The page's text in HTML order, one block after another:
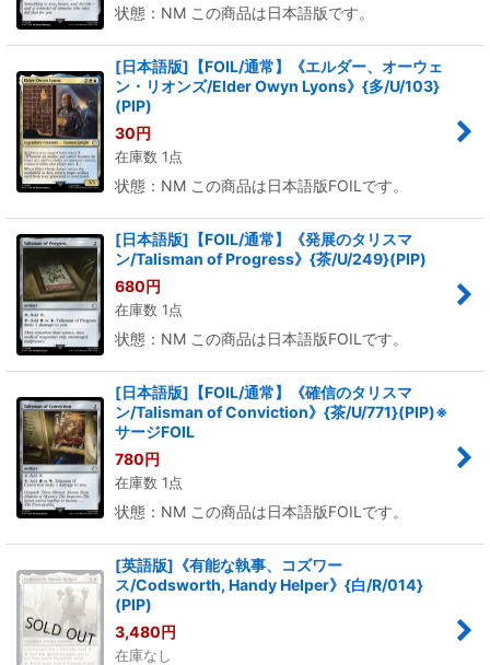
状態：NM この商品は日本語版です。
[日本語版]【FOIL/通常】《エルダー、オーウェ
ン・リオンズ/Elder Owyn Lyons》{多/U/103}
(PIP)
30円
在庫数 1点
状態：NM この商品は日本語版FOILです。
[日本語版]【FOIL/通常】《発展のタリスマ
ン/Talisman of Progress》{茶/U/249}(PIP)
680円
在庫数 1点
状態：NM この商品は日本語版FOILです。
[日本語版]【FOIL/通常】《確信のタリスマ
ン/Talisman of Conviction》{茶/U/771}(PIP)※
サージFOIL
780円
在庫数 1点
状態：NM この商品は日本語版FOILです。
[英語版]《有能な執事、コズワー
ス/Codsworth, Handy Helper》{白/R/014}
(PIP)
3,480円
在庫なし